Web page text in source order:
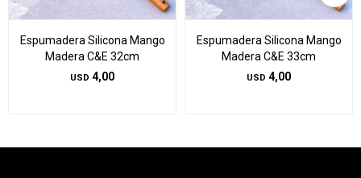
Espumadera Silicona Mango
Madera C&E 32cm
USD 4,00
Espumadera Silicona Mango
Madera C&E 33cm
USD 4,00